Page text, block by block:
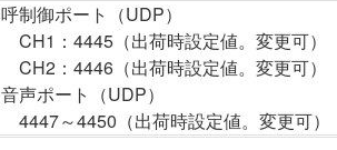
呼制御ポート（UDP）
CH1：4445（出荷時設定値。変更可）
CH2：4446（出荷時設定値。変更可）
音声ポート（UDP）
4447～4450（出荷時設定値。変更可）